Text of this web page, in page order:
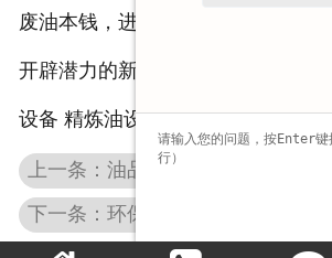
废油本钱，进行废油再生和使用必
开辟潜力的新兴财富之一。 我公司
设备 精炼油设备 废机油炼油设备
上一条：油品脱色剂在炼油过程中
下一条：环保炼油设备绿色低碳 创